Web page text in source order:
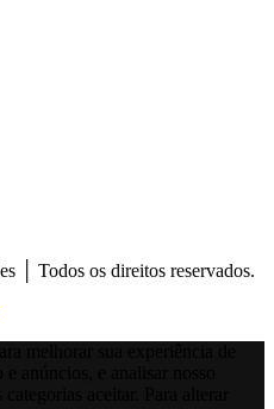
│ Todos os direitos reservados.